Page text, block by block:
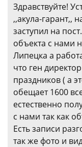
Здравствуйте!
,,акула-гарант,,
заступил на
объекта с нами
Липецка а
что ген
праздников ( а
обещает 1600
естественно
с нами так как
Есть записи
так же фото и